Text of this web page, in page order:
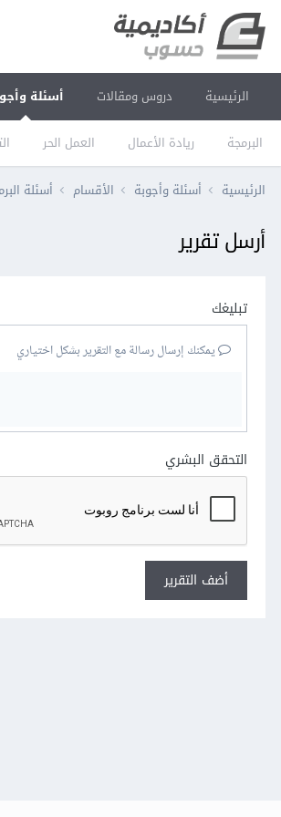
الرئيسية دروس ومقالات أسئلة
البرمجة ريادة الأعمال العمل الحر
الرئيسية أسئلة وأجوبة الأقسام أسئلة
أرسل تقرير
تبليغك
يمكنك إرسال رسالة مع التقرير بشكل اختياري
التحقق البشري
أضف التقرير